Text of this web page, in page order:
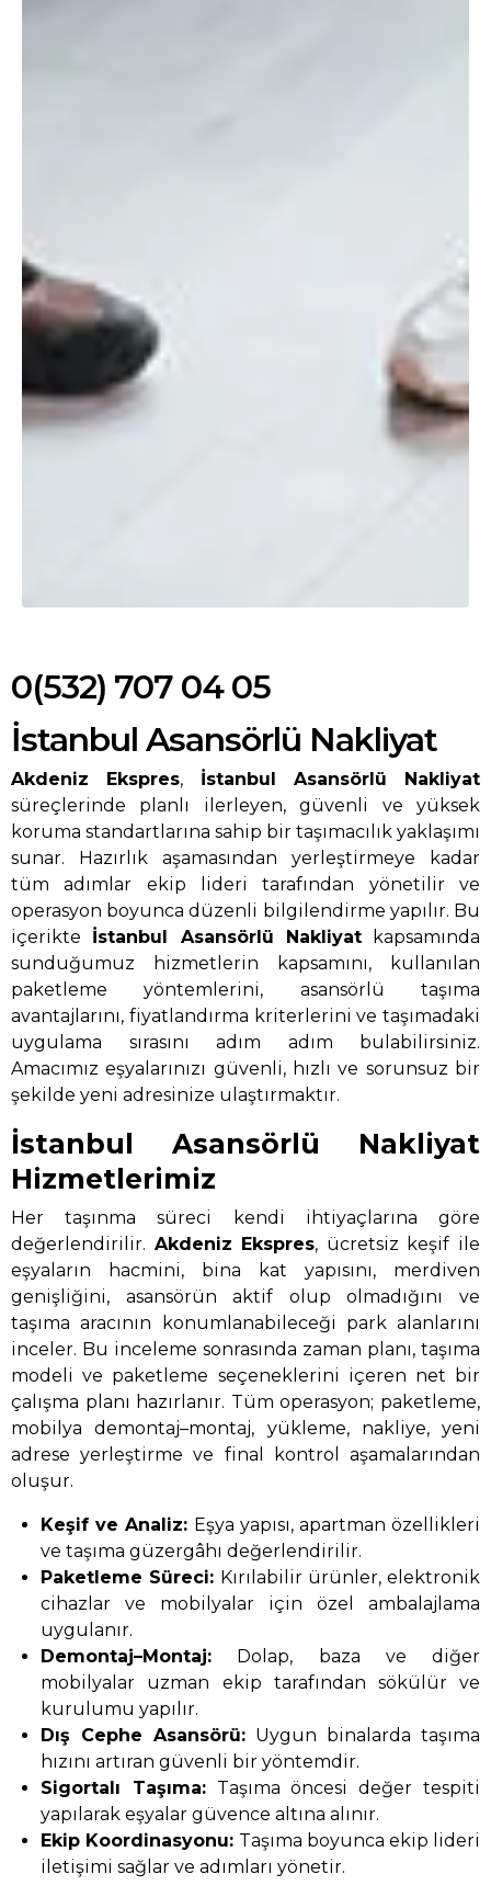
0(532) 707 04 05
İstanbul Asansörlü Nakliyat
Akdeniz Ekspres, İstanbul Asansörlü Nakliyat
süreçlerinde planlı ilerleyen, güvenli ve yüksek
koruma standartlarına sahip bir taşımacılık yaklaşımı
sunar. Hazırlık aşamasından yerleştirmeye kadar
tüm adımlar ekip lideri tarafından yönetilir ve
operasyon boyunca düzenli bilgilendirme yapılır. Bu
içerikte İstanbul Asansörlü Nakliyatkapsamında
sunduğumuz hizmetlerin kapsamını, kullanılan
paketleme yöntemlerini, asansörlü taşıma
avantajlarını, fiyatlandırma kriterlerini ve taşımadaki
uygulama sırasını adım adım bulabilirsiniz.
Amacımız eşyalarınızı güvenli, hızlı ve sorunsuz bir
şekilde yeni adresinize ulaştırmaktır.
İstanbul Asansörlü Nakliyat
Hizmetlerimiz
Her taşınma süreci kendi ihtiyaçlarına göre
değerlendirilir. Akdeniz Ekspres, ücretsiz keşif ile
eşyaların hacmini, bina kat yapısını, merdiven
genişliğini, asansörün aktif olup olmadığını ve
taşıma aracının konumlanabileceği park alanlarını
inceler. Bu inceleme sonrasında zaman planı, taşıma
modeli ve paketleme seçeneklerini içeren net bir
çalışma planı hazırlanır. Tüm operasyon; paketleme,
mobilya demontaj–montaj, yükleme, nakliye, yeni
adrese yerleştirme ve final kontrol aşamalarından
oluşur.
Keşif ve Analiz: Eşya yapısı, apartman özellikleri
ve taşıma güzergâhı değerlendirilir.
Paketleme Süreci: Kırılabilir ürünler, elektronik
cihazlar ve mobilyalar için özel ambalajlama
uygulanır.
Demontaj–Montaj: Dolap, baza ve diğer
mobilyalar uzman ekip tarafından sökülür ve
kurulumu yapılır.
Dış Cephe Asansörü: Uygun binalarda taşıma
hızını artıran güvenli bir yöntemdir.
Sigortalı Taşıma:Taşıma öncesi değer tespiti
yapılarak eşyalar güvence altına alınır.
Ekip Koordinasyonu: Taşıma boyunca ekip lideri
iletişimi sağlar ve adımları yönetir.